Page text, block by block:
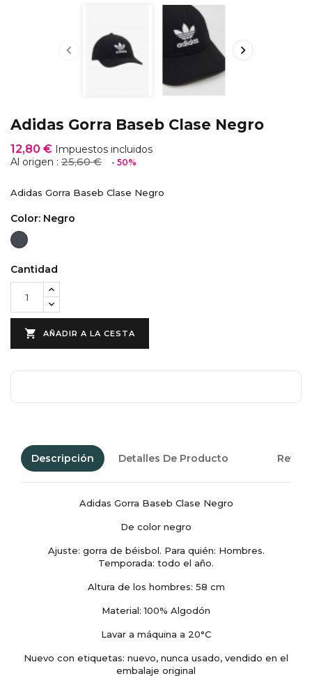
 
Adidas Gorra Baseb Clase Negro
12,80 € Impuestos incluidos
Al origen : 25,60 € - 50%
Adidas Gorra Baseb Clase Negro
Color: Negro
Negro
Cantidad
 AÑADIR A LA CESTA
Descripción Detalles De Producto
Adidas Gorra Baseb Clase Negro
De color negro
Ajuste: gorra de béisbol. Para quién: Hombres.
Temporada: todo el año.
Altura de los hombres: 58 cm
Material: 100% Algodón
Lavar a máquina a 20°C
Nuevo con etiquetas: nuevo, nunca usado, vendido en el
embalaje original